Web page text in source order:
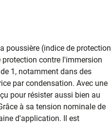
poussière (indice de protection
contre l'immersion
1, notamment dans des
par condensation. Avec une
pour résister aussi bien au
à sa tension nominale de
d'application. Il est